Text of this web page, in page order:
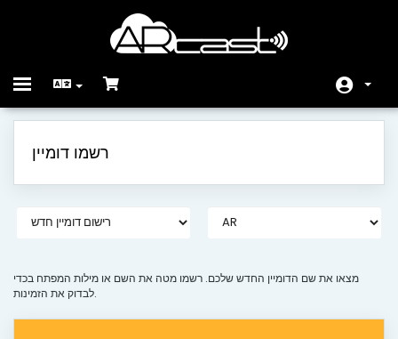
Toggle
מצב הרשת
רשמו דומיין
מצאו את שם הדומיין החדש שלכם. רשמו מטה את השם או מילות המפתח בכדי
לבדוק את הזמינות.